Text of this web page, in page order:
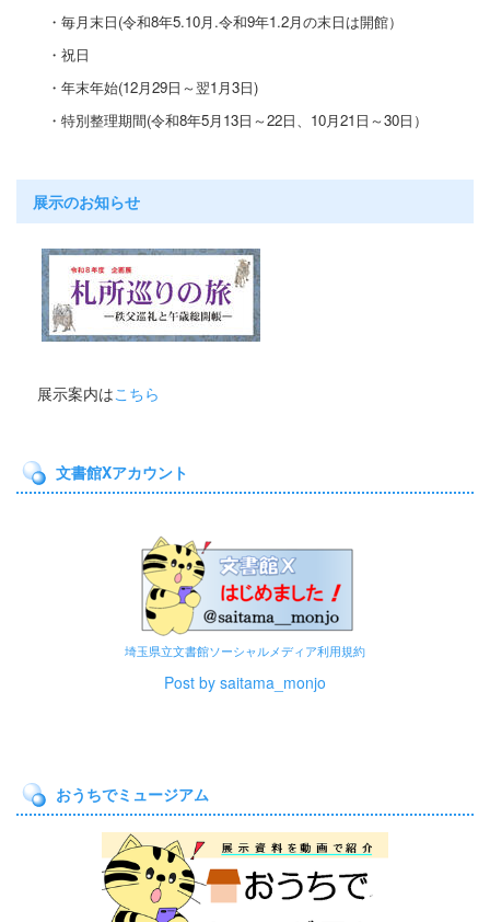
・毎月末日(令和8年5.10月.令和9年1.2月の末日は開館）
・祝日
・年末年始(12月29日～翌1月3日)
・特別整理期間(令和8年5月13日～22日 、10月21 日～30日）
展示のお知らせ
展示案内はこちら
文書館Xアカウント
埼玉県立文書館ソーシャルメディア利用規約
Post by saitama_monjo
おうちでミュージアム